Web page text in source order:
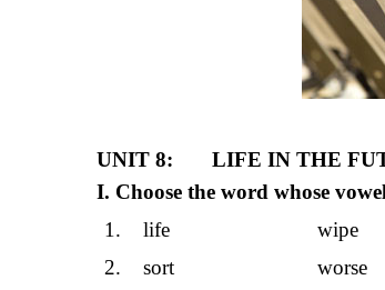
UNIT 8: LIFE IN THE
I. Choose the word whose
1. life
wipe
2. sort
worse